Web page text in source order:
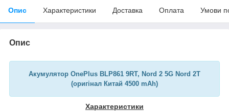
Опис Характеристики Доставка Оплата Умови
Опис
Акумулятор OnePlus BLP861 9RT, Nord 2 5G Nord 2T
(оригінал Китай 4500 mAh)
Характеристики